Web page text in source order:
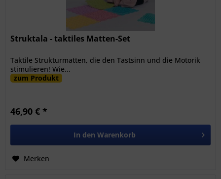
Struktala - taktiles Matten-Set
Taktile Strukturmatten, die den Tastsinn und die Motorik
stimulieren! Wie...
zum Produkt
46,90 € *
In den Warenkorb
Merken